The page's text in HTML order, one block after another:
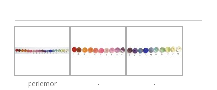
perlemor - -